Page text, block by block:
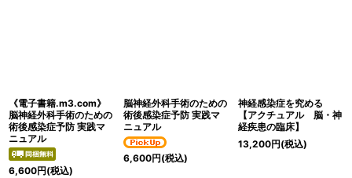
《電子書籍.m3.com》
脳神経外科手術のための
術後感染症予防 実践マ
ニュアル
6,600円(税込)
脳神経外科手術のための
術後感染症予防 実践マ
ニュアル
6,600円(税込)
神経感染症を究める
【アクチュアル 脳・神
経疾患の臨床】
13,200円(税込)